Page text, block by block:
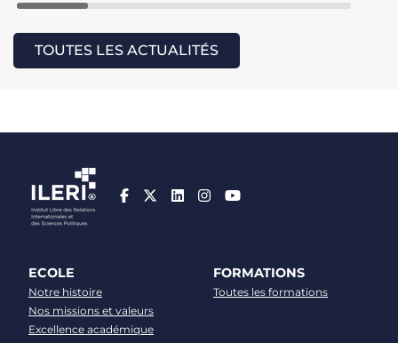
TOUTES LES ACTUALITÉS
ECOLE
Notre histoire
Nos missions et valeurs
Excellence académique
FORMATIONS
Toutes les formations